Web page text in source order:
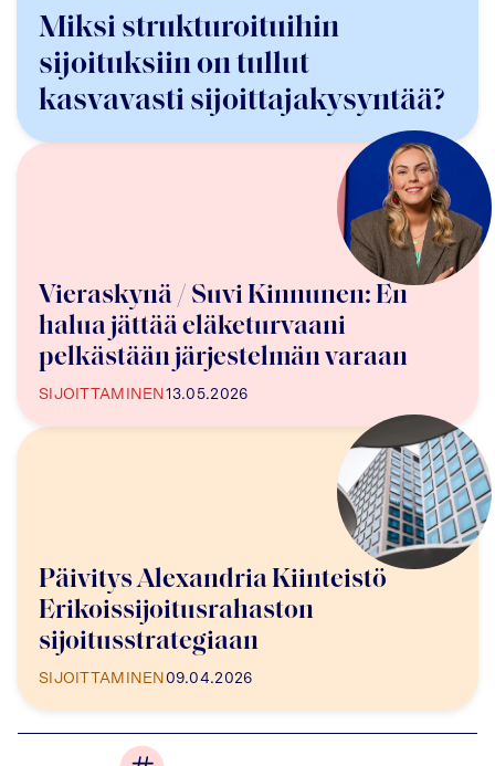
Miksi strukturoituihin
sijoituksiin on tullut
kasvavasti sijoittajakysyntää?
Vieraskynä / Suvi Kinnunen: En
halua jättää eläketurvaani
pelkästään järjestelmän varaan
SIJOITTAMINEN 13.05.2026
Päivitys Alexandria Kiinteistö
Erikoissijoitusrahaston
sijoitusstrategiaan
SIJOITTAMINEN 09.04.2026